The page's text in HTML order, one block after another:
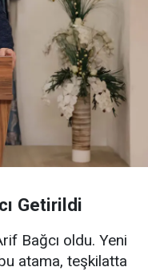
Getirildi
Bağcı oldu. Yeni
atama, teşkilatta